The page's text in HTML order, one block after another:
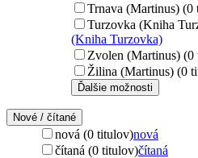
Trnava (Martinus) (0
Turzovka (Kniha
(Kniha Turzovka)
Zvolen (Martinus) (0
Žilina (Martinus) (0
Ďalšie možnosti
Nové / čítané
nová (0 titulov)nová
čítaná (0 titulov)čítaná